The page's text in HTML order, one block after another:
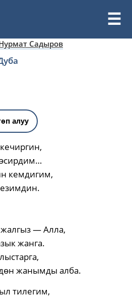
Садыров
алуу
кемдигим,
— Алла,
жанга.
жанымды алба.
тилегим,